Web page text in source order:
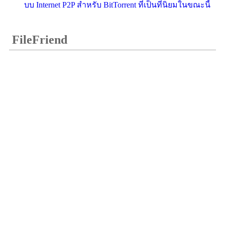
บบ Internet P2P สำหรับ BitTorrent ที่เป็นที่นิยมในขณะนี้
FileFriend